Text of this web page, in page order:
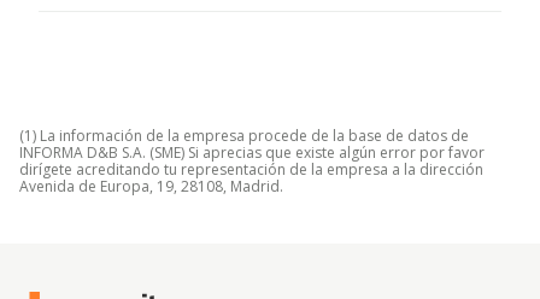
(1) La información de la empresa procede de la base de datos de
INFORMA D&B S.A. (SME) Si aprecias que existe algún error por favor
dirígete acreditando tu representación de la empresa a la dirección
Avenida de Europa, 19, 28108, Madrid.